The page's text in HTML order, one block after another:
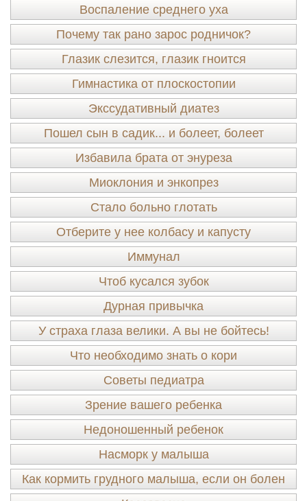
Воспаление среднего уха
Почему так рано зарос родничок?
Глазик слезится, глазик гноится
Гимнастика от плоскостопии
Экссудативный диатез
Пошел сын в садик... и болеет, болеет
Избавила брата от энуреза
Миоклония и энкопрез
Стало больно глотать
Отберите у нее колбасу и капусту
Иммунал
Чтоб кусался зубок
Дурная привычка
У страха глаза велики. А вы не бойтесь!
Что необходимо знать о кори
Советы педиатра
Зрение вашего ребенка
Недоношенный ребенок
Насморк у малыша
Как кормить грудного малыша, если он болен